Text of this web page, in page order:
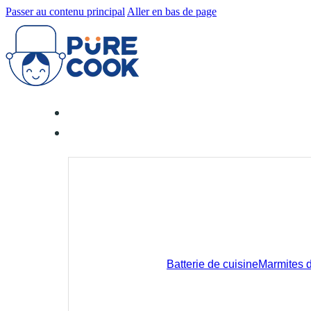
Passer au contenu principal Aller en bas de page
Batterie de cuisineMarmites